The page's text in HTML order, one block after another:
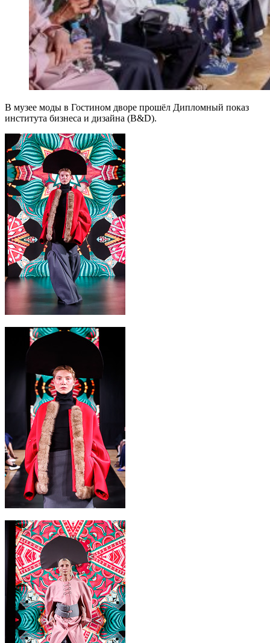
В музее моды в Гостином дворе прошёл Дипломный показ
института бизнеса и дизайна (B&D).